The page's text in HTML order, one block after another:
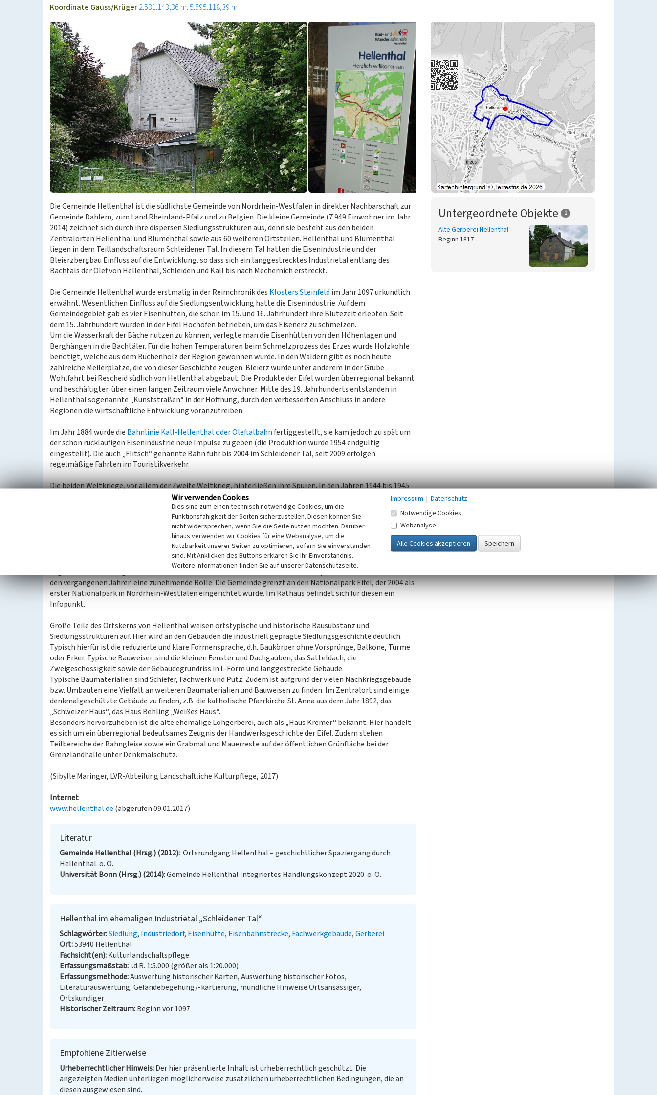
Koordinate Gauss/Krüger2.531.143,36 m: 5.595.118,39 m
Die Gemeinde Hellenthal ist die südlichste Gemeinde von Nordrhein-Westfalen in direkter Nachbarschaft zur
Gemeinde Dahlem, zum Land Rheinland-Pfalz und zu Belgien. Die kleine Gemeinde (7.949 Einwohner im Jahr
2014) zeichnet sich durch ihre dispersen Siedlungsstrukturen aus, denn sie besteht aus den beiden
Zentralorten Hellenthal und Blumenthal sowie aus 60 weiteren Ortsteilen. Hellenthal und Blumenthal
liegen in dem Teillandschaftsraum Schleidener Tal. In diesem Tal hatten die Eisenindustrie und der
Bleierzbergbau Einfluss auf die Entwicklung, so dass sich ein langgestrecktes Industrietal entlang des
Bachtals der Olef von Hellenthal, Schleiden und Kall bis nach Mechernich erstreckt.
Die Gemeinde Hellenthal wurde erstmalig in der Reimchronik des Klosters Steinfeld im Jahr 1097 urkundlich
erwähnt. Wesentlichen Einfluss auf die Siedlungsentwicklung hatte die Eisenindustrie. Auf dem
Gemeindegebiet gab es vier Eisenhütten, die schon im 15. und 16. Jahrhundert ihre Blütezeit erlebten. Seit
dem 15. Jahrhundert wurden in der Eifel Hochöfen betrieben, um das Eisenerz zu schmelzen.
Um die Wasserkraft der Bäche nutzen zu können, verlegte man die Eisenhütten von den Höhenlagen und
Berghängen in die Bachtäler. Für die hohen Temperaturen beim Schmelzprozess des Erzes wurde Holzkohle
benötigt, welche aus dem Buchenholz der Region gewonnen wurde. In den Wäldern gibt es noch heute
zahlreiche Meilerplätze, die von dieser Geschichte zeugen. Bleierz wurde unter anderem in der Grube
Wohlfahrt bei Rescheid südlich von Hellenthal abgebaut. Die Produkte der Eifel wurden überregional bekannt
und beschäftigten über einen langen Zeitraum viele Anwohner. Mitte des 19. Jahrhunderts entstanden in
Hellenthal sogenannte „Kunststraßen“ in der Hoffnung, durch den verbesserten Anschluss in andere
Regionen die wirtschaftliche Entwicklung voranzutreiben.
Im Jahr 1884 wurde die Bahnlinie Kall-Hellenthal oder Oleftalbahnfertiggestellt, sie kam jedoch zu spät um
der schon rückläufigen Eisenindustrie neue Impulse zu geben (die Produktion wurde 1954 endgültig
eingestellt). Die auch „Flitsch“ genannte Bahn fuhr bis 2004 im Schleidener Tal, seit 2009 erfolgen
regelmäßige Fahrten im Touristikverkehr.
Die beiden Weltkriege, vor allem der Zweite Weltkrieg, hinterließen ihre Spuren. In den Jahren 1944 bis 1945
fand die sogenannte Ardennenoffensive amWestwallstatt. Da die Gemeinde Hellenthal in der
Hauptkampflinie lag, wurde eine Vielzahl an privaten und öffentlichen Gebäuden zerstört, sodass in den
Nachkriegsjahren Teilbereiche der Gemeinde wiederaufgebaut wurden.
Auf dem Boden der Eisenindustrie breiteten sich Fertigungsbetriebe der Stahl-, Edelstahl- und
Kunststoffverarbeitung aus, die der Gemeinde den Namen eines Industriestandortes einbrachten. So prägen
unter anderen die Schoeller Werke als führender Hersteller von geschweißten Edelstahlrohren durch ihre
den vergangenen Jahren eine zunehmende Rolle. Die Gemeinde grenzt an den Nationalpark Eifel, der 2004 als
erster Nationalpark in Nordrhein-Westfalen eingerichtet wurde. Im Rathaus befindet sich für diesen ein
Infopunkt.
Große Teile des Ortskerns von Hellenthal weisen ortstypische und historische Bausubstanz und
Siedlungsstrukturen auf. Hier wird an den Gebäuden die industriell geprägte Siedlungsgeschichte deutlich.
Typisch hierfür ist die reduzierte und klare Formensprache, d.h. Baukörper ohne Vorsprünge, Balkone, Türme
oder Erker. Typische Bauweisen sind die kleinen Fenster und Dachgauben, das Satteldach, die
Zweigeschossigkeit sowie der Gebäudegrundriss in L-Form und langgestreckte Gebäude.
Typische Baumaterialien sind Schiefer, Fachwerk und Putz. Zudem ist aufgrund der vielen Nachkriegsgebäude
bzw. Umbauten eine Vielfalt an weiteren Baumaterialien und Bauweisen zu finden. Im Zentralort sind einige
denkmalgeschützte Gebäude zu finden, z.B. die katholische Pfarrkirche St. Anna aus dem Jahr 1892, das
„Schweizer Haus“, das Haus Behling „Weißes Haus“.
Besonders hervorzuheben ist die alte ehemalige Lohgerberei, auch als „Haus Kremer“ bekannt. Hier handelt
es sich um ein überregional bedeutsames Zeugnis der Handwerksgeschichte der Eifel. Zudem stehen
Teilbereiche der Bahngleise sowie ein Grabmal und Mauerreste auf der öffentlichen Grünfläche bei der
Grenzlandhalle unter Denkmalschutz.
(Sibylle Maringer, LVR-Abteilung Landschaftliche Kulturpflege, 2017)
Internet
www.hellenthal.de (abgerufen 09.01.2017)
Literatur
Gemeinde Hellenthal (Hrsg.) (2012) Ortsrundgang Hellenthal – geschichtlicher Spaziergang durch
Hellenthal. o. O.
Universität Bonn (Hrsg.) (2014) Gemeinde Hellenthal Integriertes Handlungskonzept 2020. o. O.
Hellenthal im ehemaligen Industrietal „Schleidener Tal“
Schlagwörter Siedlung Industriedorf Eisenhütte Eisenbahnstrecke Fachwerkgebäude Gerberei
Ort 53940 Hellenthal
Fachsicht(en) Kulturlandschaftspflege
Erfassungsmaßstab i.d.R. 1:5.000 (größer als 1:20.000)
Erfassungsmethode Auswertung historischer Karten, Auswertung historischer Fotos,
Literaturauswertung, Geländebegehung/-kartierung, mündliche Hinweise Ortsansässiger,
Ortskundiger
Historischer Zeitraum Beginn vor 1097
Empfohlene Zitierweise
Urheberrechtlicher Hinweis Der hier präsentierte Inhalt ist urheberrechtlich geschützt. Die
angezeigten Medien unterliegen möglicherweise zusätzlichen urheberrechtlichen Bedingungen, die an
diesen ausgewiesen sind.
Untergeordnete Objekte 1
Alte Gerberei Hellenthal
Beginn 1817
Wir verwenden Cookies
Dies sind zum einen technisch notwendige Cookies, um die
Funktionsfähigkeit der Seiten sicherzustellen. Diesen können Sie
nicht widersprechen, wenn Sie die Seite nutzen möchten. Darüber
hinaus verwenden wir Cookies für eine Webanalyse, um die
Nutzbarkeit unserer Seiten zu optimieren, sofern Sie einverstanden
sind. Mit Anklicken des Buttons erklären Sie Ihr Einverständnis.
Weitere Informationen finden Sie auf unserer Datenschutzseite.
Impressum | Datenschutz
Notwendige Cookies
Webanalyse